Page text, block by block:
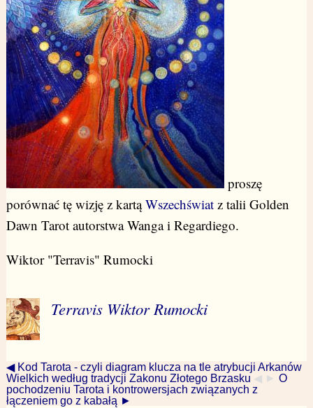
proszę
porównać tę wizję z kartąWszechświatz talii Golden
Dawn Tarot autorstwa Wanga i Regardiego.
Wiktor "Terravis" Rumocki
Terravis Wiktor Rumocki
◀ Kod Tarota - czyli diagram klucza na tle atrybucji Arkanów
Wielkich według tradycji Zakonu Złotego Brzasku ◀ ► O
pochodzeniu Tarota i kontrowersjach związanych z
łączeniem go z kabałą ►